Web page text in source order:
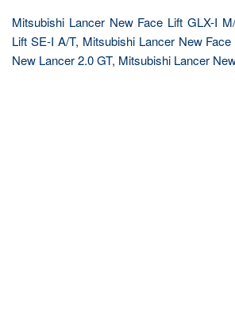
Mitsubishi Lancer New Face Lift GLX-I
Lift SE-I A/T, Mitsubishi Lancer New
New Lancer 2.0 GT, Mitsubishi Lancer